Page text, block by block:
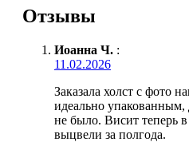
Отзывы
Иоанна Ч. :
11.02.2026
Заказала холст с фото
идеально
не было. Висит теперь
выцвели за полгода.